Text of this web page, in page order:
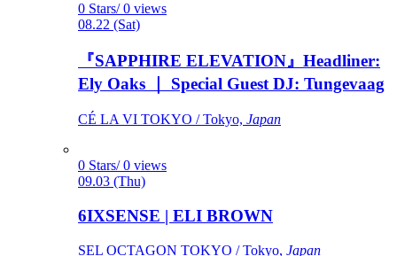
0 Stars/ 0 views
08.22 (Sat)
『SAPPHIRE ELEVATION』Headliner:
Ely Oaks ｜ Special Guest DJ: Tungevaag
CÉ LA VI TOKYO / Tokyo, Japan
0 Stars/ 0 views
09.03 (Thu)
6IXSENSE | ELI BROWN
SEL OCTAGON TOKYO / Tokyo, Japan